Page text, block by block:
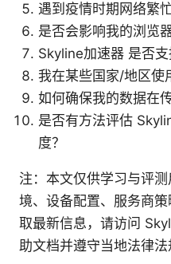
遇到疫情时期网络繁
是否会影响我的浏览
Skyline加速器 是否支
我在某些国家/地区使
如何确保我的数据在
是否有方法评估
度？
注：本文仅供学习与评
境、设备配置、服务商
取最新信息，请访问
助文档并遵守当地法律法